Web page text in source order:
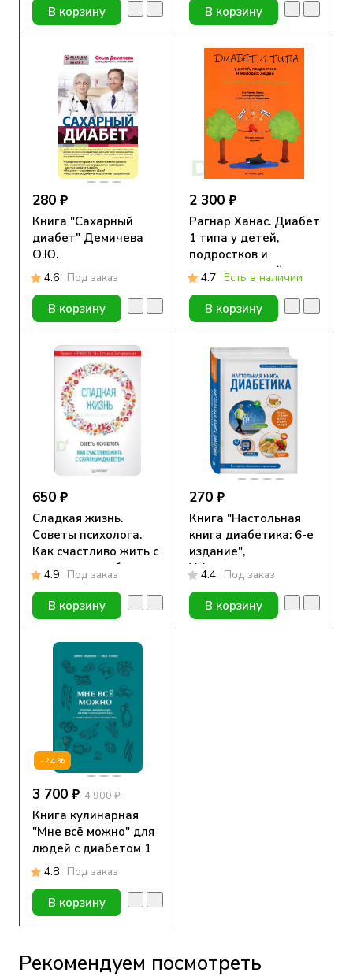
В корзину В корзину
280 ₽
Книга "Сахарный
диабет" Демичева
О.Ю.
4.6 Под заказ
В корзину
2 300 ₽
Рагнар Ханас. Диабет
1 типа у детей,
подростков и
молодых людей.
4.7 Есть в наличии
В корзину
650 ₽
Сладкая жизнь.
Советы психолога.
Как счастливо жить с
сахарным диабетом.
Загоровская Т. Ю.
4.9 Под заказ
В корзину
270 ₽
Книга "Настольная
книга диабетика: 6-е
издание",
Х.Астамирова,
М.Ахманов
4.4 Под заказ
В корзину
-24%
3 700 ₽ 4 900 ₽
Книга кулинарная
"Мне всё можно" для
людей с диабетом 1
типа
4.8 Под заказ
В корзину
Рекомендуем посмотреть